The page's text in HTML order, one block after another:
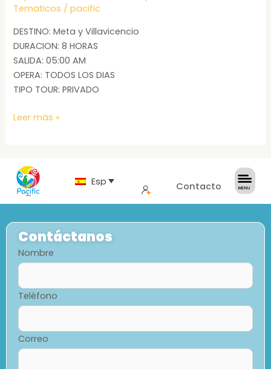
Tematicos /pacific
DESTINO: Meta y Villavicencio
DURACION: 8 HORAS
SALIDA: 05:00 AM
OPERA: TODOS LOS DIAS
TIPO TOUR: PRIVADO
Leer más »
Español Contacto
Contáctanos
Nombre
Teléfono
Correo